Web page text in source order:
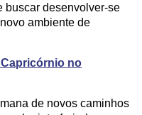
buscar desenvolver-se
ambiente de
no
de novos caminhos